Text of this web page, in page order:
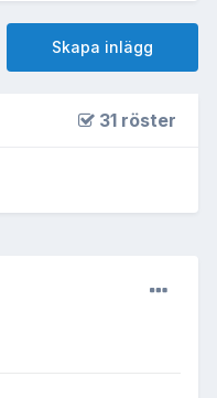
Skapa inlägg
31 röster